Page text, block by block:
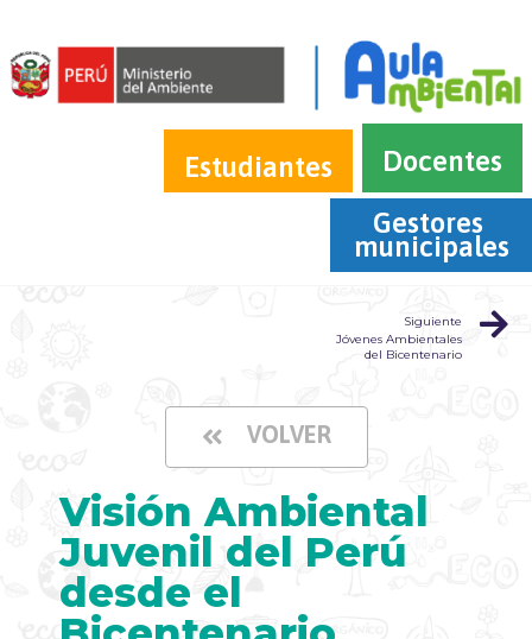
Estudiantes
Docentes
Gestores
municipales
Siguiente
Jóvenes Ambientales
del Bicentenario
VOLVER
Visión Ambiental
Juvenil del Perú
desde el